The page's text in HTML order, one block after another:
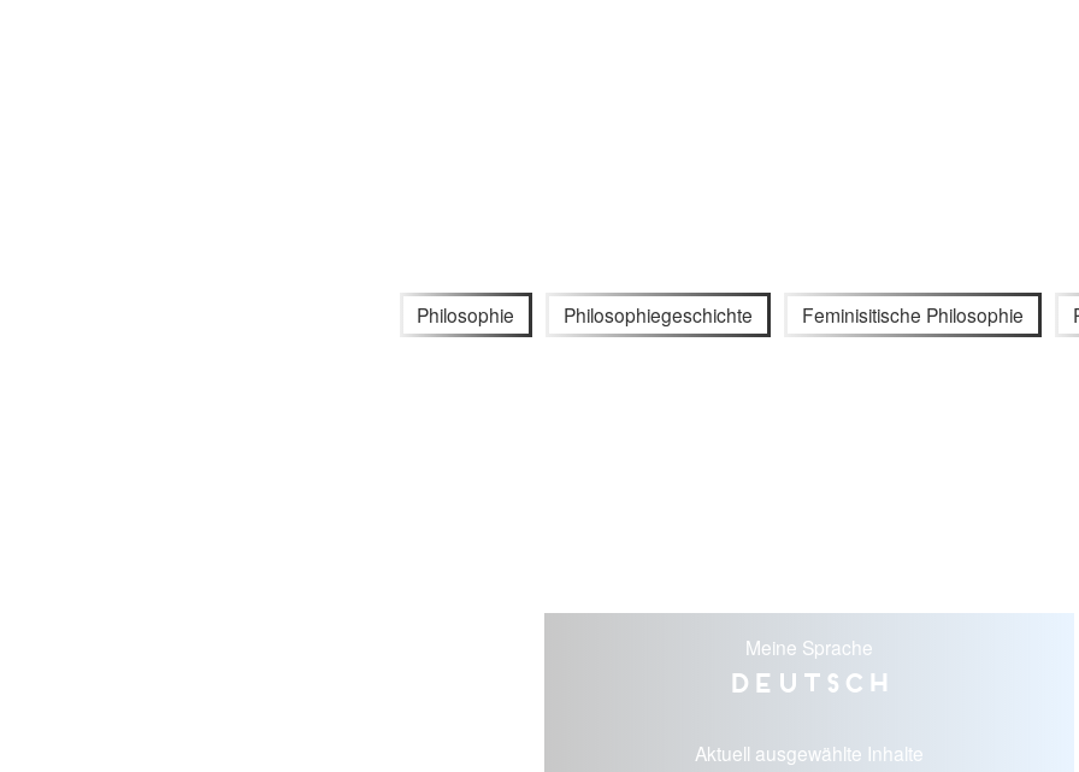
Philosophie Philosophiegeschichte Feminisitische Philosophie
Meine Sprache
Deutsch
Aktuell ausgewählte Inhalte